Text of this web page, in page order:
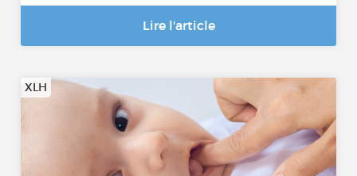
Lire l'article
XLH